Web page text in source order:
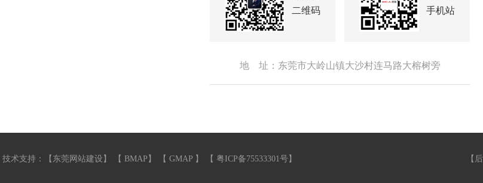
二维码 手机站
地 址：东莞市大岭山镇大沙村连马路大榕树旁
技术支持：【 东莞网站建设 】 【 BMAP 】 【 GMAP 】 【 粤ICP备75533301号 】 【